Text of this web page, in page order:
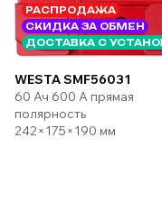
РАСПРОДАЖА
СКИДКА ЗА ОБМЕН
ДОСТАВКА С
WESTA SMF56031
60 Ач 600 А прямая
полярность
242×175×190 мм